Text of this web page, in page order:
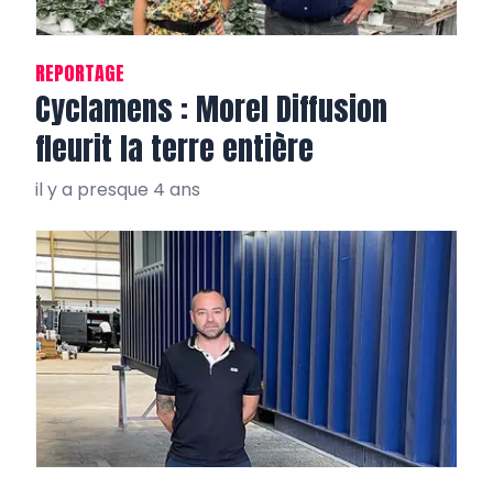
REPORTAGE
Cyclamens : Morel Diffusion
fleurit la terre entière
il y a presque 4 ans